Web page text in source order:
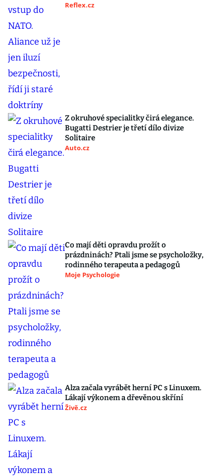
Reflex.cz
Z okruhové specialitky čirá elegance.
Bugatti Destrier je třetí dílo divize
Solitaire
Auto.cz
Co mají děti opravdu prožít o
prázdninách? Ptali jsme se psycholožky,
rodinného terapeuta a pedagogů
Moje Psychologie
Alza začala vyrábět herní PC s Linuxem.
Lákají výkonem a dřevěnou skříní
Živě.cz